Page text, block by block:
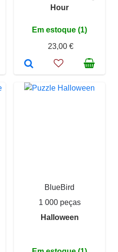
Hour
Em estoque (1)
23,00 €
BlueBird
1 000 peças
Halloween